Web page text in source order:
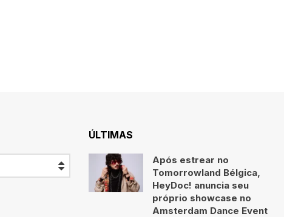
ÚLTIMAS
Após estrear no
Tomorrowland Bélgica,
HeyDoc! anuncia seu
próprio showcase no
Amsterdam Dance Event